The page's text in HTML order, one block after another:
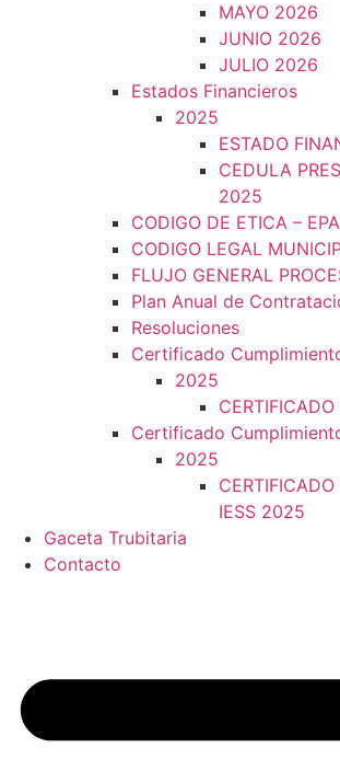
MAYO 2026
JUNIO 2026
JULIO 2026
Estados Financieros
2025
ESTADO
CEDULA
2025
CODIGO DE ETICA –
CODIGO LEGAL
FLUJO GENERAL
Plan Anual de
Resoluciones
Certificado
2025
CERTIFICADO
Certificado
2025
IESS 2025
Gaceta Trubitaria
Contacto